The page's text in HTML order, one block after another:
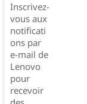
Inscrivez-
vous aux
notificati
ons par
e-mail de
Lenovo
pour
recevoir